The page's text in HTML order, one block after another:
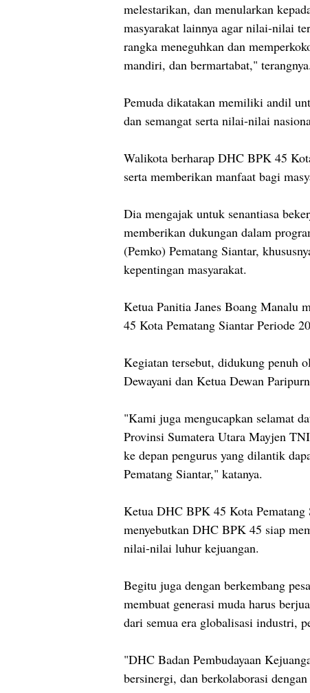
melestarikan, dan menularkan
masyarakat lainnya agar nilai-nilai
rangka meneguhkan dan
mandiri, dan bermartabat," terangnya.
Pemuda dikatakan memiliki andil
dan semangat serta nilai-nilai
Walikota berharap DHC BPK 45
serta memberikan manfaat bagi
Dia mengajak untuk senantiasa
memberikan dukungan dalam
(Pemko) Pematang Siantar,
kepentingan masyarakat.
Ketua Panitia Janes Boang Manalu
45 Kota Pematang Siantar Periode
Kegiatan tersebut, didukung penuh
Dewayani dan Ketua Dewan
"Kami juga mengucapkan selamat
Provinsi Sumatera Utara Mayjen
ke depan pengurus yang dilantik
Pematang Siantar," katanya.
Ketua DHC BPK 45 Kota
menyebutkan DHC BPK 45 siap
nilai-nilai luhur kejuangan.
Begitu juga dengan berkembang
membuat generasi muda harus
dari semua era globalisasi industri,
"DHC Badan Pembudayaan
bersinergi, dan berkolaborasi